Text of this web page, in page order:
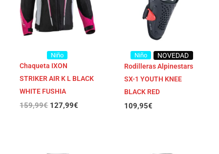
Niño
Chaqueta IXON
STRIKER AIR K L BLACK
WHITE FUSHIA
159,99€ 127,99€
Niño
NOVEDAD
Rodilleras Alpinestars
SX-1 YOUTH KNEE
BLACK RED
109,95€